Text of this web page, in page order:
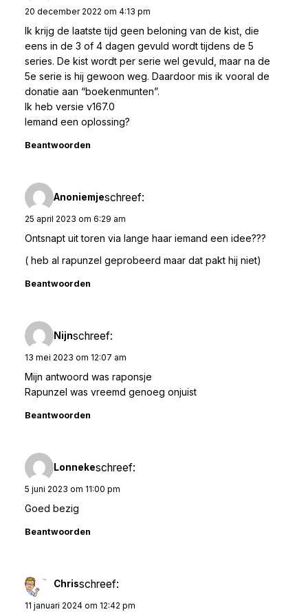
20 december 2022 om 4:13 pm
Ik krijg de laatste tijd geen beloning van de kist, die
eens in de 3 of 4 dagen gevuld wordt tijdens de 5
series. De kist wordt per serie wel gevuld, maar na de
5e serie is hij gewoon weg. Daardoor mis ik vooral de
donatie aan “boekenmunten”.
Ik heb versie v167.0
Iemand een oplossing?
Beantwoorden
Anoniemjeschreef:
25 april 2023 om 6:29 am
Ontsnapt uit toren via lange haar iemand een idee???
( heb al rapunzel geprobeerd maar dat pakt hij niet)
Beantwoorden
Nijnschreef:
13 mei 2023 om 12:07 am
Mijn antwoord was raponsje
Rapunzel was vreemd genoeg onjuist
Beantwoorden
Lonnekeschreef:
5 juni 2023 om 11:00 pm
Goed bezig
Beantwoorden
Chrisschreef:
11 januari 2024 om 12:42 pm